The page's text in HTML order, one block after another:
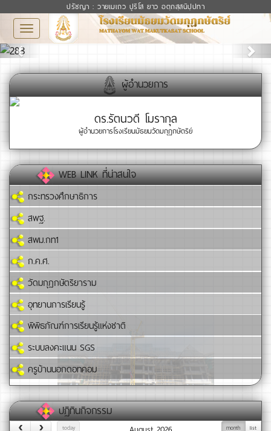
ปรัชญา : วายเมเถว ปุริโส ยาว อตฺถสฺสนิปฺปทา
Toggle
navigation
Previous Next
ผู้อำนวยการ
ดร.รัตนวดี โมรากุล
ผู้อำนวยการโรงเรียนมัธยมวัดมกุฏกษัตริย์
WEB LINK ที่น่าสนใจ
กระทรวงศึกษาธิการ
สพฐ.
สพม.กท1
ก.ค.ศ.
วัดมกุฏกษัตริยาราม
อุทยานการเรียนรู้
พิพิธภัณฑ์การเรียนรู้แห่งชาติ
ระบบลงคะแนน SGS
ครูบ้านนอกดอทคอม
ปฏิทินกิจกรรม
today month list